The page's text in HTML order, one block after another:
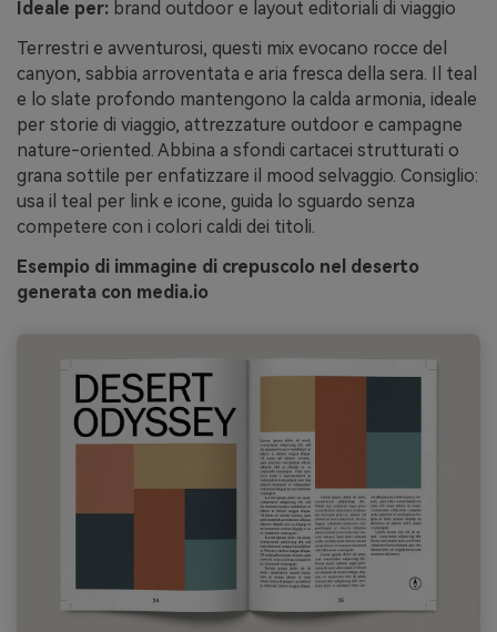
Ideale per: brand outdoor e layout editoriali di viaggio
Terrestri e avventurosi, questi mix evocano rocce del
canyon, sabbia arroventata e aria fresca della sera. Il teal
e lo slate profondo mantengono la calda armonia, ideale
per storie di viaggio, attrezzature outdoor e campagne
nature-oriented. Abbina a sfondi cartacei strutturati o
grana sottile per enfatizzare il mood selvaggio. Consiglio:
usa il teal per link e icone, guida lo sguardo senza
competere con i colori caldi dei titoli.
Esempio di immagine di crepuscolo nel deserto
generata con media.io